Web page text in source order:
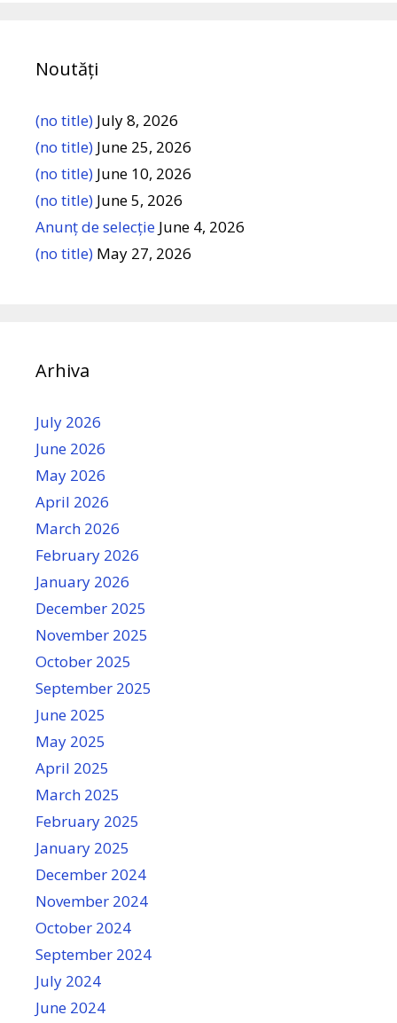
Noutăți
(no title) July 8, 2026
(no title) June 25, 2026
(no title) June 10, 2026
(no title) June 5, 2026
Anunț de selecție June 4, 2026
(no title) May 27, 2026
Arhiva
July 2026
June 2026
May 2026
April 2026
March 2026
February 2026
January 2026
December 2025
November 2025
October 2025
September 2025
June 2025
May 2025
April 2025
March 2025
February 2025
January 2025
December 2024
November 2024
October 2024
September 2024
July 2024
June 2024